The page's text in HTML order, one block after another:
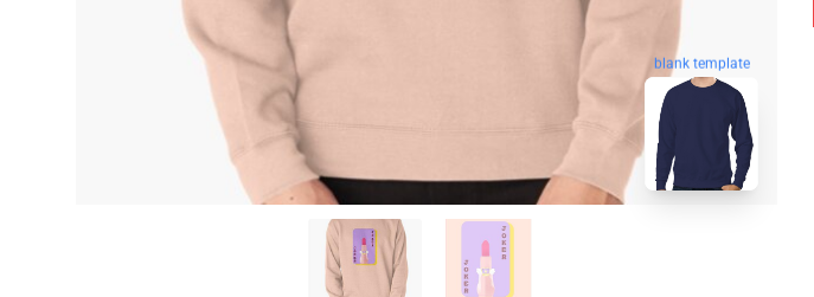
blank template